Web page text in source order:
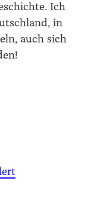
Ich
in
auch sich